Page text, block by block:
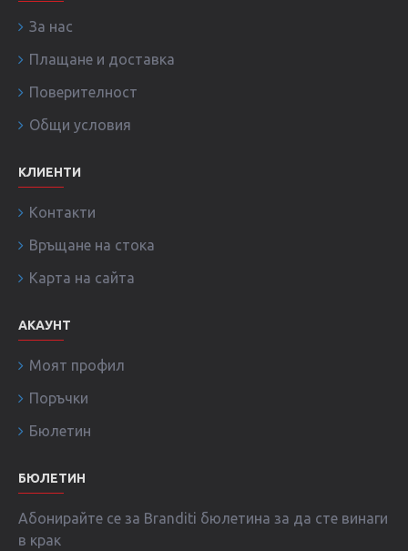
За нас
Плащане и доставка
Поверителност
Общи условия
КЛИЕНТИ
Контакти
Връщане на стока
Карта на сайта
АКАУНТ
Моят профил
Поръчки
Бюлетин
БЮЛЕТИН
Абонирайте се за Branditi бюлетина за да сте винаги
в крак